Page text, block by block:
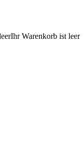
Ihr Warenkorb ist leer